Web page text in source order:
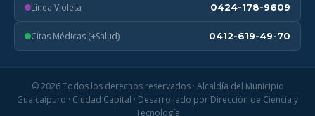
Línea Violeta 0424-178-9609
Citas Médicas (+Salud) 0412-619-49-70
© 2026 Todos los derechos reservados · Alcaldía del Municipio
Guaicaipuro · Ciudad Capital · Desarrollado por Dirección de Ciencia y
Tecnología